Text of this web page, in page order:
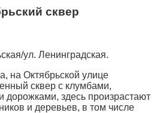
сквер
ул. Ленинградская.
на Октябрьской улице
сквер с клумбами,
дорожками, здесь произрастают
и деревьев, в том числе